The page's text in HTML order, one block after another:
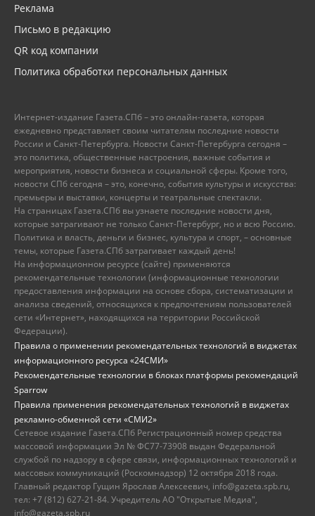
Реклама
Письмо в редакцию
QR код компании
Политика обработки персональных данных
Интернет-издание Газета.СПб – это онлайн-газета, которая
ежедневно представляет своим читателям последние новости
России и Санкт-Петербурга. Новости Санкт-Петербурга сегодня –
это политика, общественные настроения, важные события и
мероприятия, новости бизнеса и социальной сферы. Кроме того,
новости СПб сегодня – это, конечно, события культуры и искусства:
премьеры и выставки, концерты и театральные спектакли.
На страницах Газета.СПб вы узнаете последние новости дня,
которые затрагивают не только Санкт-Петербург, но и всю Россию.
Политика и власть, деньги и бизнес, культура и спорт, – основные
темы, которые Газета.СПб затрагивает каждый день!
На информационном ресурсе (сайте) применяются
рекомендательные технологии (информационные технологии
предоставления информации на основе сбора, систематизации и
анализа сведений, относящихся к предпочтениям пользователей
сети «Интернет», находящихся на территории Российской
Федерации).
Правила о применении рекомендательных технологий в виджетах
информационного ресурса «24СМИ»
Рекомендательные технологии в блоках платформы рекомендаций
Sparrow
Правила применения рекомендательных технологий в виджетах
рекламно-обменной сети «СМИ2»
Сетевое издание Газета.СПб Регистрационный номер средства
массовой информации Эл № ФС77-73908 выдан Федеральной
службой по надзору в сфере связи, информационных технологий и
массовых коммуникаций (Роскомнадзор) 12 октября 2018 года.
Главный редактор Гущин Ярослав Алексеевич, info@gazeta.spb.ru,
тел: +7 (812) 627-21-84. Учредитель АО "Открытые Медиа",
info@gazeta.spb.ru